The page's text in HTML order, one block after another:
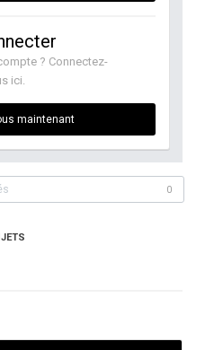
? Connectez-
ici.
maintenant
0